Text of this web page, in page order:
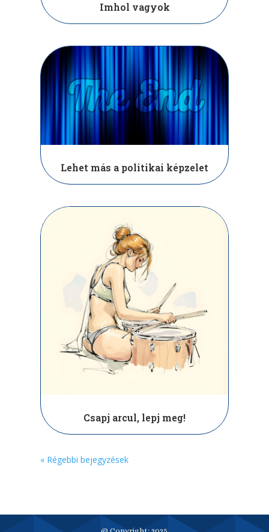
Imhol vagyok
Lehet más a politikai képzelet
Csapj arcul, lepj meg!
« Régebbi bejegyzések